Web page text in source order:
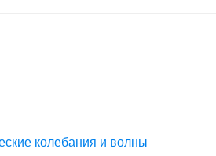
колебания и волны